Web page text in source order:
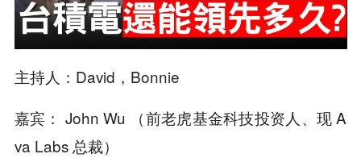
主持人：David，Bonnie
嘉宾： John Wu （前老虎基金科技投资人、现 A
va Labs 总裁）